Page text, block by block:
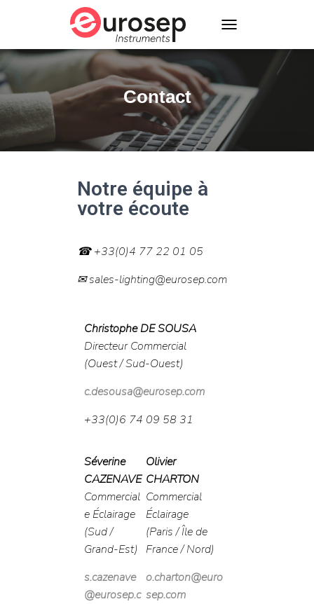
O
L
E
N
A
V
Contact
Notre équipe à
votre écoute
☎ +33(0)4 77 22 01 05
✉ sales-lighting@eurosep.com
Christophe DE SOUSA
Directeur Commercial
(Ouest / Sud-Ouest)
c.desousa@eurosep.com
+33(0)6 74 09 58 31
Séverine
CAZENAVE
Commercial
e Éclairage
(Sud /
Grand-Est)
s.cazenave
@eurosep.c
Olivier
CHARTON
Commercial
Éclairage
(Paris / Île de
France / Nord)
o.charton@euro
sep.com